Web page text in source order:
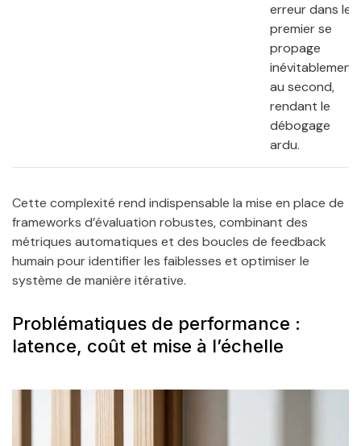
erreur dans le
premier se
propage
inévitablement
au second,
rendant le
débogage
ardu.
Cette complexité rend indispensable la mise en place de
frameworks d’évaluation robustes, combinant des
métriques automatiques et des boucles de feedback
humain pour identifier les faiblesses et optimiser le
système de manière itérative.
Problématiques de performance :
latence, coût et mise à l’échelle